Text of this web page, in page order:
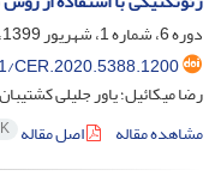
دوره 6، شماره 1، شهریور 1399، صفحه
CER.2020.5388.1200
رضا میکائیل؛ یاور جلیلی
مشاهده مقاله
اصل مقاله